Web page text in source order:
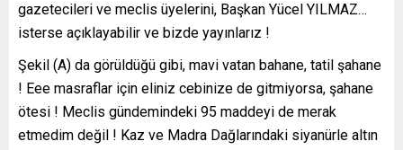
gazetecileri ve meclis üyelerini, Başkan Yücel YILMAZ…
isterse açıklayabilir ve bizde yayınlarız !
Şekil (A) da görüldüğü gibi, mavi vatan bahane, tatil şahane
! Eee masraflar için eliniz cebinize de gitmiyorsa, şahane
ötesi ! Meclis gündemindeki 95 maddeyi de merak
etmedim değil ! Kaz ve Madra Dağlarındaki siyanürle altın